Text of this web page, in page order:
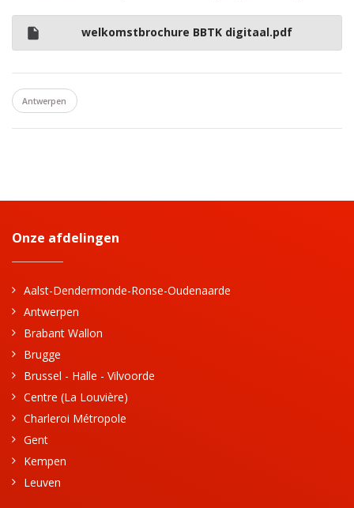
welkomstbrochure BBTK digitaal.pdf
Antwerpen
Onze afdelingen
Aalst-Dendermonde-Ronse-Oudenaarde
Antwerpen
Brabant Wallon
Brugge
Brussel - Halle - Vilvoorde
Centre (La Louvière)
Charleroi Métropole
Gent
Kempen
Leuven